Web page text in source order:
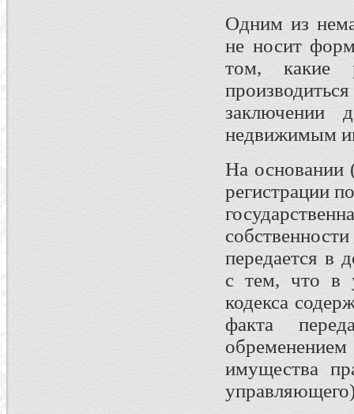
Одним из
не носит
том, какие
заключении
недвижимым
На основании
регистрации
передается в
с тем, что в
кодекса
факта
имущества